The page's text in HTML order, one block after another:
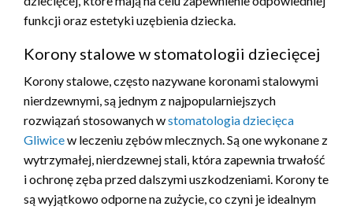
funkcji oraz estetyki uzębienia dziecka.
Korony stalowe w stomatologii dziecięcej
Korony stalowe, często nazywane koronami stalowymi
nierdzewnymi, są jednym z najpopularniejszych
rozwiązań stosowanych wstomatologia dziecięca
Gliwicew leczeniu zębów mlecznych. Są one wykonane z
wytrzymałej, nierdzewnej stali, która zapewnia trwałość
i ochronę zęba przed dalszymi uszkodzeniami. Korony te
są wyjątkowo odporne na zużycie, co czyni je idealnym